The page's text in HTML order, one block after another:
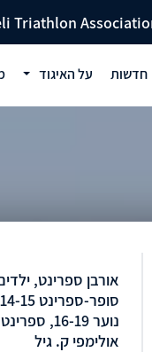
Triathlon
חדשות על האיגוד
נוער 16-19,
אולימפי ק. גיל